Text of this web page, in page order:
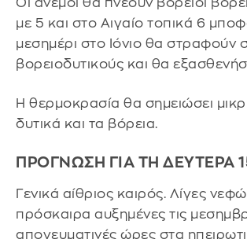
Οι άνεμοι θα πνέουν βόρειοι
με 5 και στο Αιγαίο τοπικά 6
μεσημέρι στο Ιόνιο θα στραφούν
βορειοδυτικούς και θα
Η θερμοκρασία θα σημειώσει
δυτικά και τα βόρεια.
ΠΡΟΓΝΩΣΗ ΓΙΑ ΤΗ ΔΕΥΤΕΡΑ
Γενικά αίθριος καιρός. Λίγες
πρόσκαιρα αυξημένες τις
απογευματινές ώρες στα